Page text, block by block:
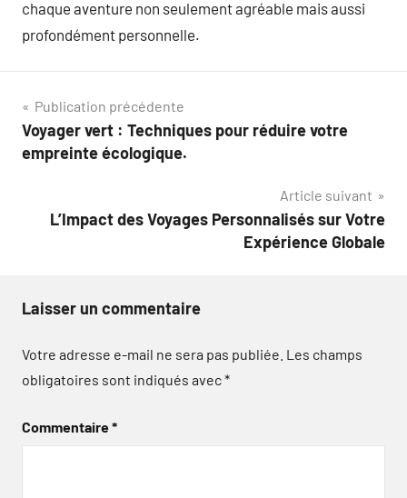
chaque aventure non seulement agréable mais aussi
profondément personnelle.
Navigation
de
Publication précédente
Voyager vert : Techniques pour réduire votre
empreinte écologique.
Article suivant
L’Impact des Voyages Personnalisés sur Votre
Expérience Globale
Laisser un commentaire
Votre adresse e-mail ne sera pas publiée. Les champs
obligatoires sont indiqués avec*
Commentaire*